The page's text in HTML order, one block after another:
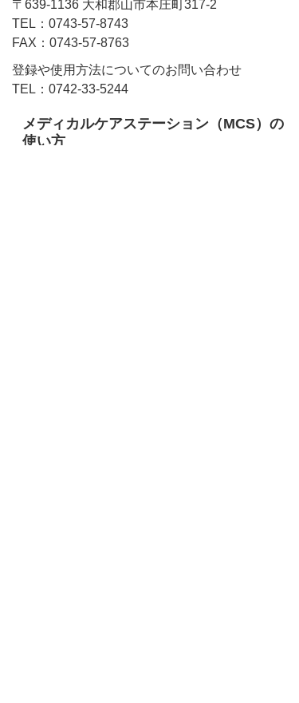
〒639-1136 大和郡山市本庄町317-2
TEL：0743-57-8743
FAX：0743-57-8763
登録や使用方法についてのお問い合わせ
TEL：0742-33-5244
メディカルケアステーション（MCS）の
使い方